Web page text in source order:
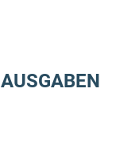
AUSGABEN